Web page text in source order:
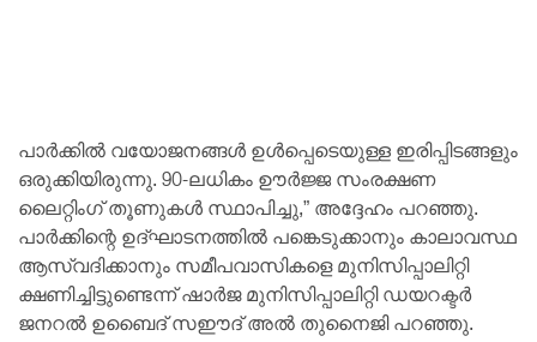
പാർക്കിൽ വയോജനങ്ങൾ ഉൾപ്പെടെയുള്ള ഇരിപ്പിടങ്ങളും
ഒരുക്കിയിരുന്നു. 90-ലധികം ഊർജ്ജ സംരക്ഷണ
ലൈറ്റിംഗ് തൂണുകൾ സ്ഥാപിച്ചു,” അദ്ദേഹം പറഞ്ഞു.
പാർക്കിന്റെ ഉദ്ഘാടനത്തിൽ പങ്കെടുക്കാനും കാലാവസ്ഥ
ആസ്വദിക്കാനും സമീപവാസികളെ മുനിസിപ്പാലിറ്റി
ക്ഷണിച്ചിട്ടുണ്ടെന്ന് ഷാർജ മുനിസിപ്പാലിറ്റി ഡയറക്ടർ
ജനറൽ ഉബൈദ് സഈദ് അൽ തുനൈജി പറഞ്ഞു.